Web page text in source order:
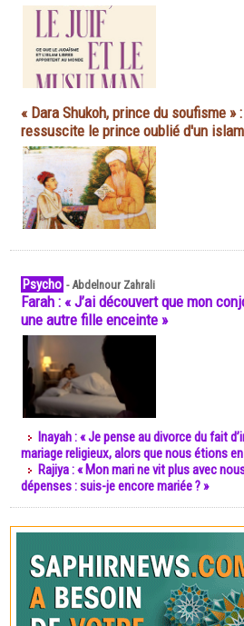
« Dara Shukoh, prince du soufisme »
ressuscite le prince oublié d'un
Psycho -Abdelnour Zahrali
Farah : « J’ai découvert que mon
une autre fille enceinte »
Inayah : « Je pense au divorce du fait
mariage religieux, alors que nous étions
Rajiya : « Mon mari ne vit plus avec
dépenses : suis-je encore mariée ? »